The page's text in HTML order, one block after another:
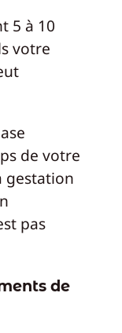
5 à 10
votre
de votre
gestation
pas
de